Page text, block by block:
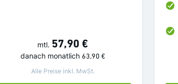
mtl. 57,90 €
danach monatlich 63,90 €
Alle Preise inkl. MwSt.